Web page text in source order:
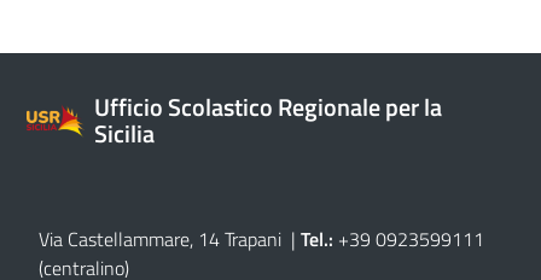
Ufficio Scolastico Regionale per la
Sicilia
Via Castellammare, 14 Trapani | Tel.: +39 0923599111
(centralino)